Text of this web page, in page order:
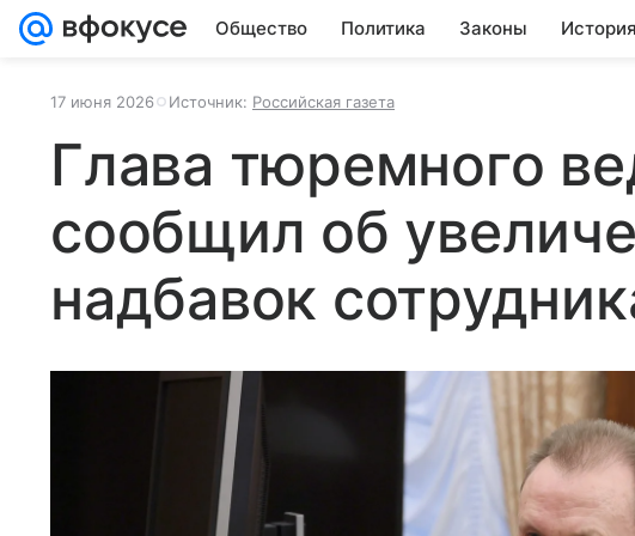
Общество Политика Законы
17 июня 2026 Источник: Российская газета
Глава тюремного
сообщил об
надбавок